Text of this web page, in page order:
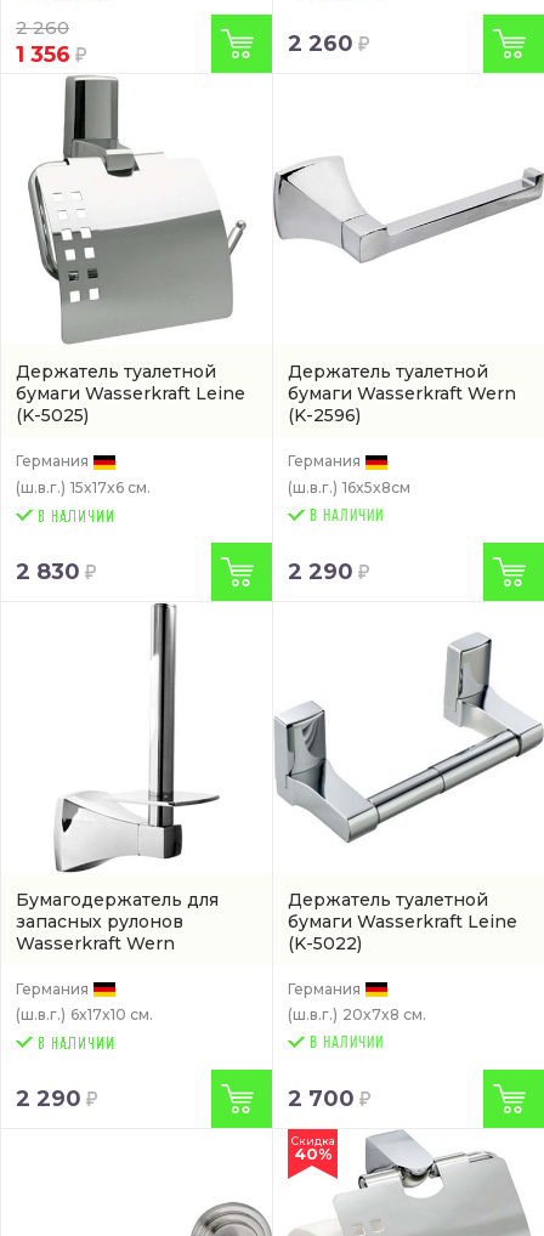
2 260
1 356 2 260
Держатель туалетной
бумаги Wasserkraft Leine
(K-5025)
Германия
(ш.в.г.) 15x17x6 см.
2 830
Держатель туалетной
бумаги Wasserkraft Wern
(K-2596)
Германия
(ш.в.г.) 16x5x8см
В НАЛИЧИИ
2 290
Бумагодержатель для
запасных рулонов
Wasserkraft Wern
Германия
(ш.в.г.) 6x17x10 см.
2 290
Держатель туалетной
бумаги Wasserkraft Leine
(K-5022)
Германия
(ш.в.г.) 20x7x8 см.
В НАЛИЧИИ
2 700
Скидка
40%